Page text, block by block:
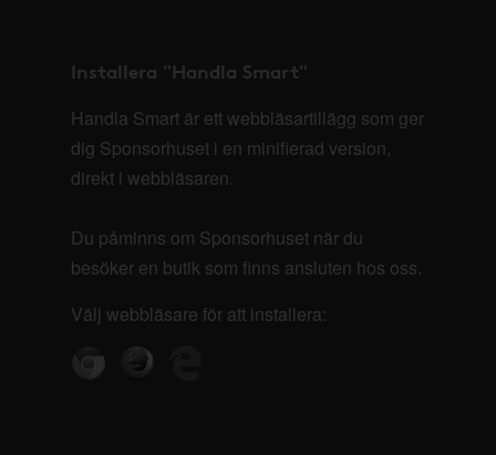
Installera "Handla Smart"
Handla Smart är ett webbläsartillägg som ger
dig Sponsorhuset i en minifierad version,
direkt i webbläsaren.
Du påminns om Sponsorhuset när du
besöker en butik som finns ansluten hos oss.
Välj webbläsare för att installera: